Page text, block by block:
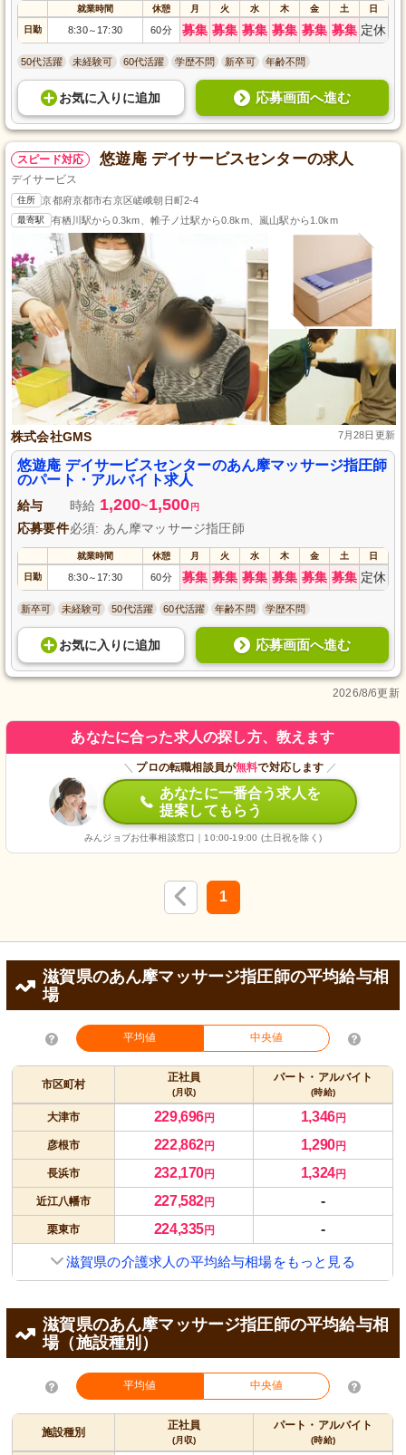
就業時間 休憩 月 火 水 木 金 土 日
日勤 8:30～ 17:30 60分 募集 募集 募集 募集 募集 募集 定休
50代活躍 未経験可 60代活躍 学歴不問 新卒可 年齢不問
お気に入り に追加 応募画面へ進む
スピード対応 悠遊庵 デイサービスセンターの求人
デイサービス
住所 京都府京都市右京区嵯峨朝日町2-4
最寄駅 有栖川駅から0.3km、帷子ノ辻駅から0.8km、嵐山駅から1.0km
株式会社GMS 7月28日更新
悠遊庵 デイサービスセンターのあん摩マッサージ指圧師
のパート・アルバイト求人
給与 時給 1,200~1,500 円
応募要件必須: あん摩マッサージ指圧師
就業時間 休憩 月 火 水 木 金 土 日
日勤 8:30～ 17:30 60分 募集 募集 募集 募集 募集 募集 定休
新卒可 未経験可 50代活躍 60代活躍 年齢不問 学歴不問
お気に入り に追加 応募画面へ進む
2026/8/6更新
あなたに合った求人の探し方、教えます
＼ プロの転職相談員が無料で対応します ／
あなたに一番合う求人を
提案してもらう
みんジョブお仕事相談窓口｜10:00-19:00 (土日祝を除く)
1
滋賀県のあん摩マッサージ指圧師の平均給与相
場
平均値 中央値
市区町村
正社員
(月収)
パート・アルバイト
(時給)
大津市 229,696円 1,346円
彦根市 222,862円 1,290円
長浜市 232,170円 1,324円
近江八幡市 227,582円 -
栗東市 224,335円 -
滋賀県の介護求人の平均給与相場をもっと見る
滋賀県のあん摩マッサージ指圧師の平均給与相
場（施設種別）
平均値 中央値
施設種別
正社員
(月収)
パート・アルバイト
(時給)